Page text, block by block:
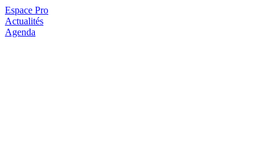
Espace Pro
Actualités
Agenda